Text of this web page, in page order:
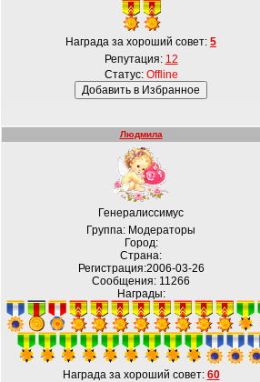
Награда за хороший совет: 5
Репутация: 12
Статус: Offline
Людмила
Генералиссимус
Группа: Модераторы
Город:
Страна:
Регистрация:2006-03-26
Сообщения: 11266
Награды:
Награда за хороший совет: 60